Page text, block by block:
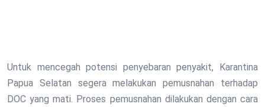
Untuk mencegah potensi penyebaran penyakit, Karantina
Papua Selatan segera melakukan pemusnahan terhadap
DOC yang mati. Proses pemusnahan dilakukan dengan cara